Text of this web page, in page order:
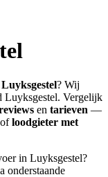
Luyksgestel? Wij
Luyksgestel. Vergelijk
en tarieven —
loodgieter met
in Luyksgestel?
onderstaande